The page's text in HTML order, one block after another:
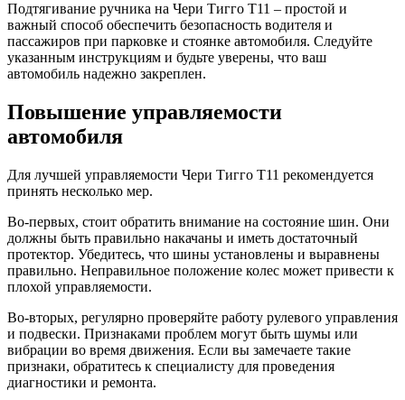
Подтягивание ручника на Чери Тигго Т11 – простой и
важный способ обеспечить безопасность водителя и
пассажиров при парковке и стоянке автомобиля. Следуйте
указанным инструкциям и будьте уверены, что ваш
автомобиль надежно закреплен.
Повышение управляемости
автомобиля
Для лучшей управляемости Чери Тигго Т11 рекомендуется
принять несколько мер.
Во-первых, стоит обратить внимание на состояние шин. Они
должны быть правильно накачаны и иметь достаточный
протектор. Убедитесь, что шины установлены и выравнены
правильно. Неправильное положение колес может привести к
плохой управляемости.
Во-вторых, регулярно проверяйте работу рулевого управления
и подвески. Признаками проблем могут быть шумы или
вибрации во время движения. Если вы замечаете такие
признаки, обратитесь к специалисту для проведения
диагностики и ремонта.